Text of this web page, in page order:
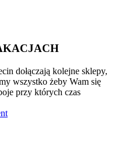
dołączają kolejne sklepy,
wszystko żeby Wam się
przy których czas